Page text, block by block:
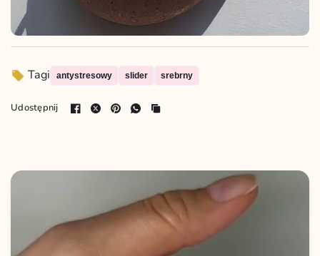
Tagi antystresowy slider srebrny
Udostępnij